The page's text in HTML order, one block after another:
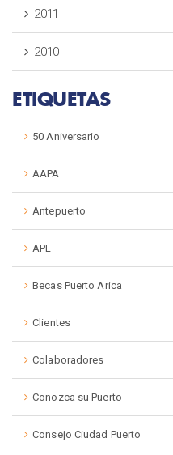
2011
2010
ETIQUETAS
50 Aniversario
AAPA
Antepuerto
APL
Becas Puerto Arica
Clientes
Colaboradores
Conozca su Puerto
Consejo Ciudad Puerto